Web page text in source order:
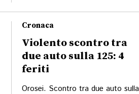
Cronaca
Violento scontro tra
due auto sulla 125: 4
feriti
Orosei. Scontro tra due auto sulla